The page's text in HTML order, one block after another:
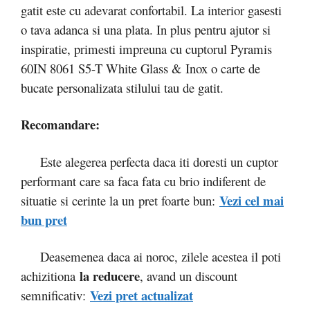
gatit este cu adevarat confortabil. La interior gasesti
o tava adanca si una plata. In plus pentru ajutor si
inspiratie, primesti impreuna cu cuptorul Pyramis
60IN 8061 S5-T White Glass & Inox o carte de
bucate personalizata stilului tau de gatit.
Recomandare:
Este alegerea perfecta daca iti doresti un cuptor
performant care sa faca fata cu brio indiferent de
situatie si cerinte la un pret foarte bun: Vezi cel mai
bun pret
Deasemenea daca ai noroc, zilele acestea il poti
achizitiona la reducere, avand un discount
semnificativ: Vezi pret actualizat